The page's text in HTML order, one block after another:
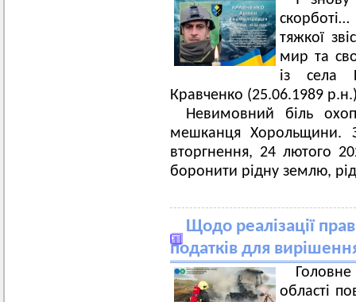
тяжкої
мир та
із села
Кравченко (25.06.1989
Невимовний біль
мешканця Хорольщини.
вторгнення, 24 лютого
боронити рідну землю,
Щодо реалізації
податків для
області